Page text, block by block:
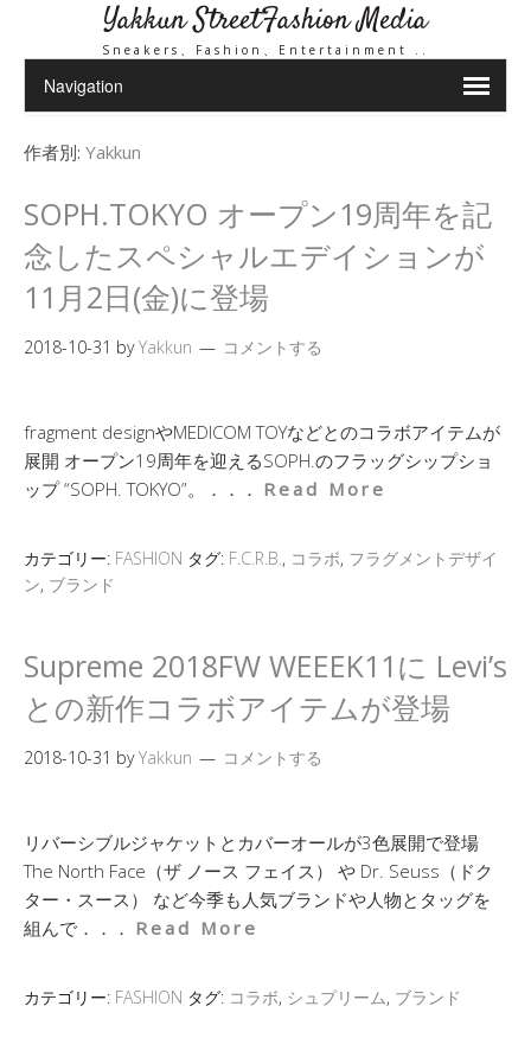
Yakkun StreetFashion Media
Sneakers、Fashion、Entertainment ..
作者別: Yakkun
SOPH.TOKYO オープン19周年を記
念したスペシャルエデイションが
11月2日(金)に登場
2018-10-31 byYakkun コメントする
fragment designやMEDICOM TOYなどとのコラボアイテムが
展開 オープン19周年を迎えるSOPH.のフラッグシップショ
ップ “SOPH. TOKYO”。．．． Read More
カテゴリー: FASHION タグ: F.C.R.B., コラボ, フラグメントデザイ
ン, ブランド
Supreme 2018FW WEEEK11に Levi’s
との新作コラボアイテムが登場
2018-10-31 byYakkun コメントする
リバーシブルジャケットとカバーオールが3色展開で登場
The North Face（ザ ノース フェイス） や Dr. Seuss（ドク
ター・スース） など今季も人気ブランドや人物とタッグを
組んで．．． Read More
カテゴリー: FASHION タグ: コラボ, シュプリーム, ブランド